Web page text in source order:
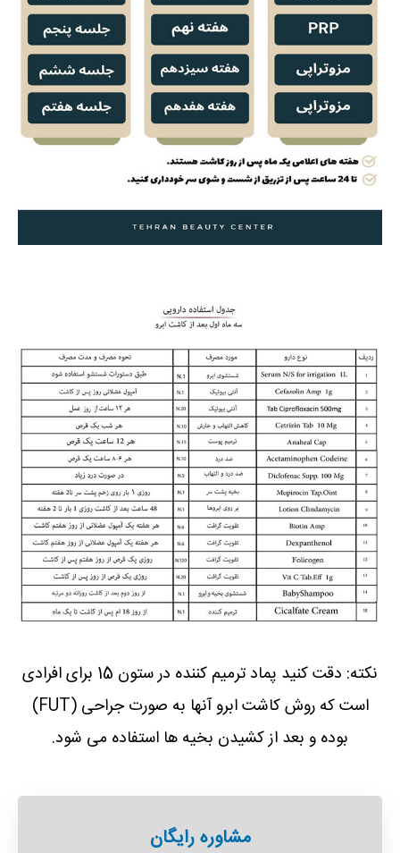
نکته: دقت کنید پماد ترمیم کننده در ستون 15 برای افرادی
است که روش کاشت ابرو آنها به صورت جراحی (FUT)
بوده و بعد از کشیدن بخیه ها استفاده می شود.
مشاوره رایگان